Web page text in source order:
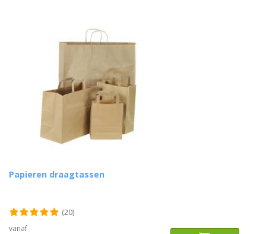
Papieren draagtassen
(20)
vanaf